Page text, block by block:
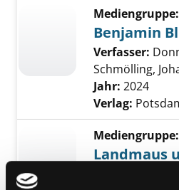
Mediengruppe:
Benjamin
Verfasser:
Schmölling,
Jahr: 2024
Verlag:
Mediengruppe:
Landmaus